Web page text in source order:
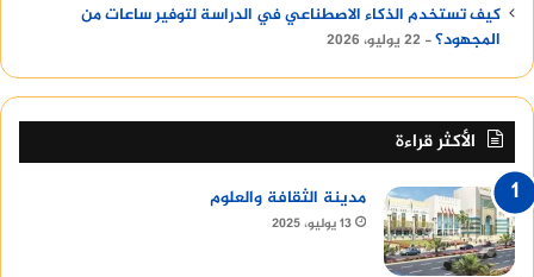
كيف تستخدم الذكاء الاصطناعي في الدراسة لتوفير ساعات من
المجهود؟ 22 يوليو، 2026
الأكثر قراءة
مدينة الثقافة والعلوم
13 يوليو، 2025